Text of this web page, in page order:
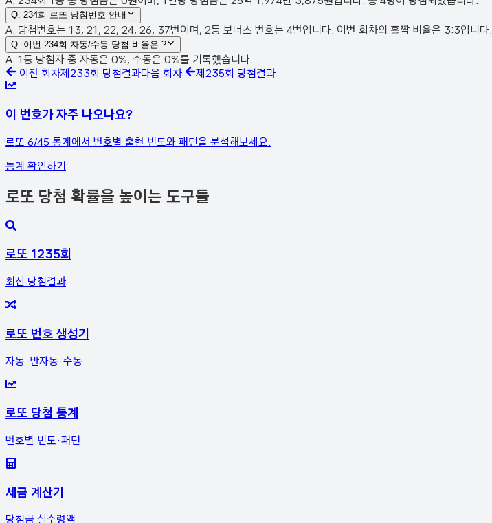
Q. 234회 로또 당첨번호 안내
A. 당첨번호는 13, 21, 22, 24, 26, 37번이며, 2등 보너스 번호는 4번입니다. 이번 회차의 홀짝 비율은 3:3입니다.
Q. 이번 234회 자동/수동 당첨 비율은 ?
A. 1등 당첨자 중 자동은 0%, 수동은 0%를 기록했습니다.
이전 회차제 233회 당첨결과다음 회차 제 235회 당첨결과
이 번호가 자주 나오나요?
로또 6/45 통계에서 번호별 출현 빈도와 패턴을 분석해보세요.
통계 확인하기
로또 당첨 확률을 높이는 도구들
로또 1235회
최신 당첨결과
로또 번호 생성기
자동·반자동·수동
로또 당첨 통계
번호별 빈도·패턴
세금 계산기
당첨금 실수령액